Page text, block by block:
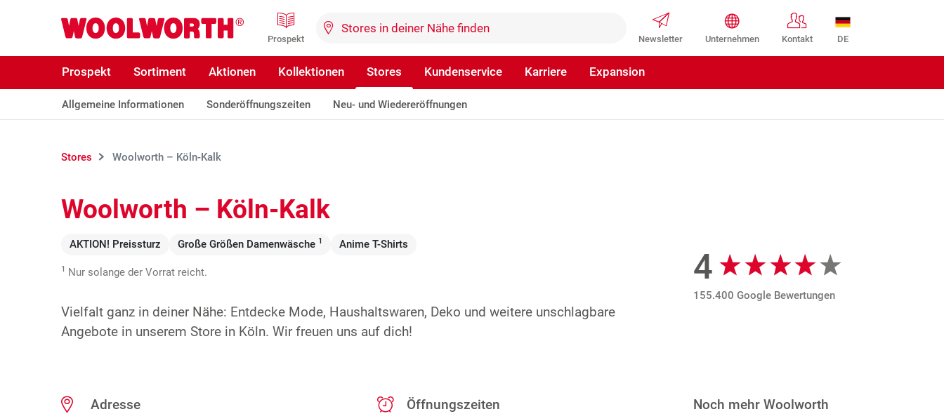
Woolworth GmbH DE
Prospekt Newsletter Unternehmen Kontakt
Prospekt Sortiment Aktionen Kollektionen Stores Kundenservice Karriere Expansion
Allgemeine Informationen Sonderöffnungszeiten Neu- und Wiedereröffnungen
Stores Woolworth – Köln-Kalk
Woolworth – Köln-Kalk
AKTION! Preissturz Große Größen Damenwäsche 1 Anime T-Shirts
1 Nur solange der Vorrat reicht.
Vielfalt ganz in deiner Nähe: Entdecke Mode, Haushaltswaren, Deko und weitere unschlagbare
Angebote in unserem Store in Köln. Wir freuen uns auf dich!
Google Bewertungen
4
155.400 Google Bewertungen
Adresse
Öffnungszeiten
Noch mehr Woolworth